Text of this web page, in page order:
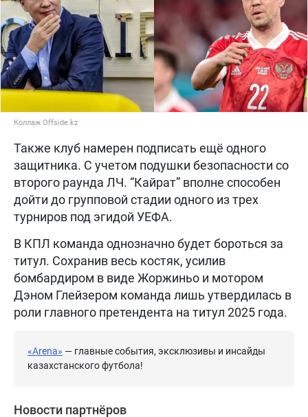
Коллаж Offside.kz
Также клуб намерен подписать ещё одного
защитника. С учетом подушки безопасности со
второго раунда ЛЧ. “Кайрат” вполне способен
дойти до групповой стадии одного из трех
турниров под эгидой УЕФА.
В КПЛ команда однозначно будет бороться за
титул. Сохранив весь костяк, усилив
бомбардиром в виде Жоржиньо и мотором
Дэном Глейзером команда лишь утвердилась в
роли главного претендента на титул 2025 года.
«Arena» — главные события, эксклюзивы и инсайды
казахстанского футбола!